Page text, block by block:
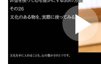
ポジテ
ポジティ
ストレス
人生、